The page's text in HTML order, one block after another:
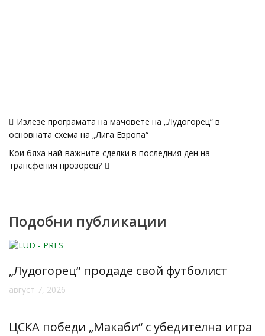
Излезе програмата на мачовете на „Лудогорец“ в
основната схема на „Лига Европа“
Кои бяха най-важните сделки в последния ден на
трансфения прозорец?
Подобни публикации
„Лудогорец“ продаде свой футболист
август 7, 2026
ЦСКА победи „Макаби“ с убедителна игра